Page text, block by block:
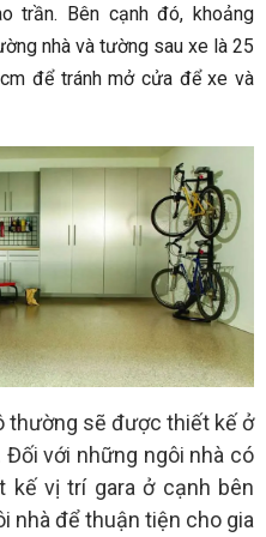
trần. Bên cạnh đó, khoảng
nhà và tường sau xe là 25
để tránh mở cửa để xe và
thường sẽ được thiết kế ở
Đối với những ngôi nhà có
kế vị trí gara ở cạnh bên
nhà để thuận tiện cho gia